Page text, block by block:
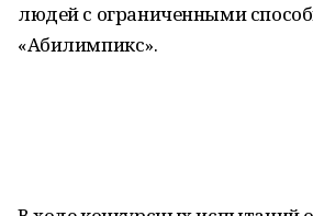
людей с ограниченными
«Абилимпикс».